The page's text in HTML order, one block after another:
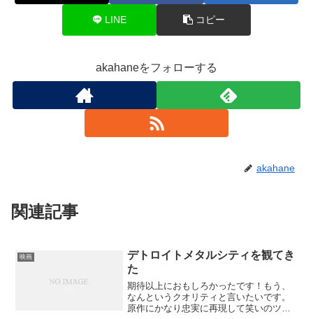
LINE コピー
akahaneをフォローする
akahane
関連記事
映画
デトロイトメタルシティを観てき
た
期待以上におもしろかったです！もう、
なんというクオリティと言いたいです。
原作にかなり忠実に再現して笑いのツボ